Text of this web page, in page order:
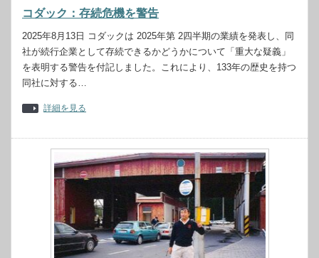
コダック：存続危機を警告
2025年8月13日 コダックは 2025年第 2四半期の業績を発表し、同
社が続行企業として存続できるかどうかについて「重大な疑義」
を表明する警告を付記しました。これにより、133年の歴史を持つ
同社に対する…
詳細を見る